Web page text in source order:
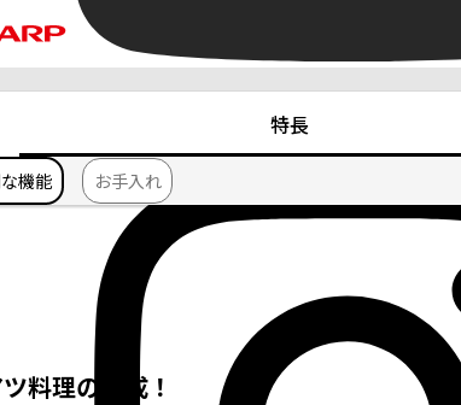
特長
機能 お手入れ
料理の完成！